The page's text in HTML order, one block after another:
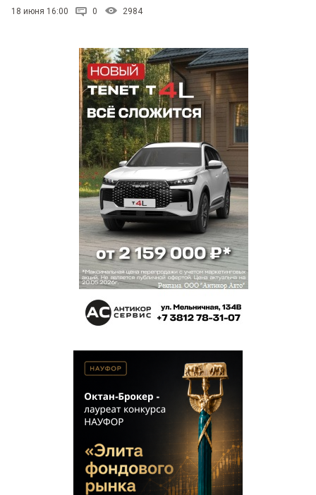
18 июня 16:00 0 2984